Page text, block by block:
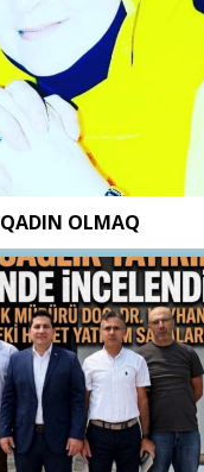
QADIN OLMAQ